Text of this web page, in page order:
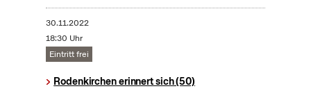
30.11.2022
18:30 Uhr
Eintritt frei
Rodenkirchen erinnert sich (50)